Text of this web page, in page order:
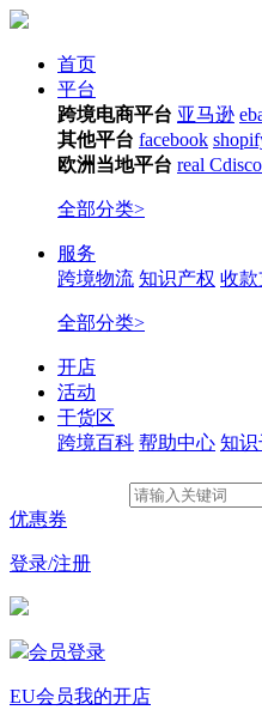
首页
平台
跨境电商平台 亚马逊
其他平台 facebook
欧洲当地平台 real
全部分类>
服务
跨境物流 知识产权 收
全部分类>
开店
活动
干货区
跨境百科 帮助中心 知
优惠券
登录/注册
会员登录
EU会员我的开店